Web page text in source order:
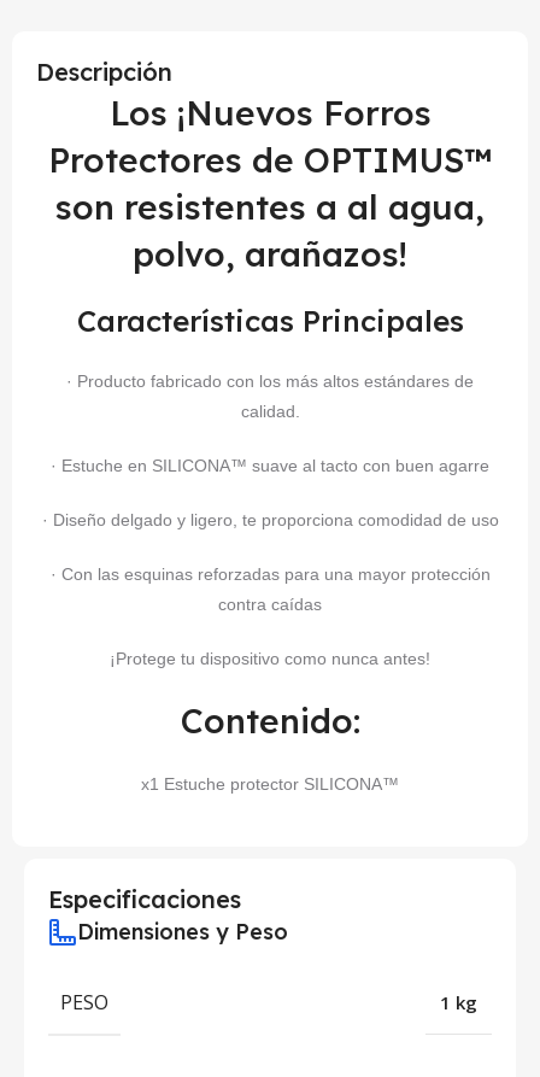
Descripción
Los ¡Nuevos Forros
Protectores de OPTIMUS™
son resistentes a al agua,
polvo, arañazos!
Características Principales
· Producto fabricado con los más altos estándares de
calidad.
· Estuche en SILICONA™ suave al tacto con buen agarre
· Diseño delgado y ligero, te proporciona comodidad de uso
· Con las esquinas reforzadas para una mayor protección
contra caídas
¡Protege tu dispositivo como nunca antes!
Contenido:
x1 Estuche protector SILICONA™
Especificaciones
Dimensiones y Peso
PESO 1 kg